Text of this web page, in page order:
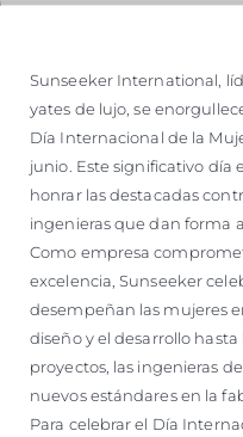
Sunseeker International,
yates de lujo, se
Día Internacional de la
junio. Este significativo día
honrar las destacadas
ingenieras que dan forma
Como empresa
excelencia, Sunseeker
desempeñan las mujeres
diseño y el desarrollo
proyectos, las ingenieras
nuevos estándares en la
Para celebrar el Día